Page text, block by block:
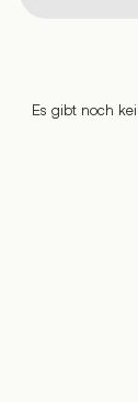
Es gibt noch